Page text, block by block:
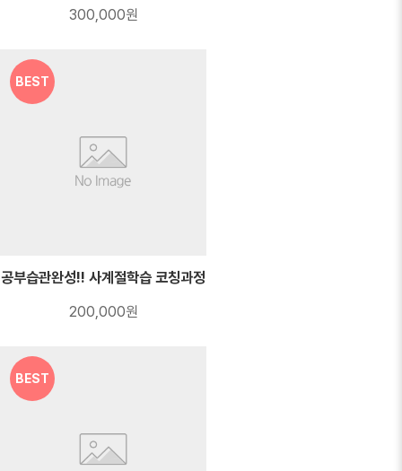
300,000원
공부습관완성!! 사계절학습 코칭과정
200,000원
BEST
BEST